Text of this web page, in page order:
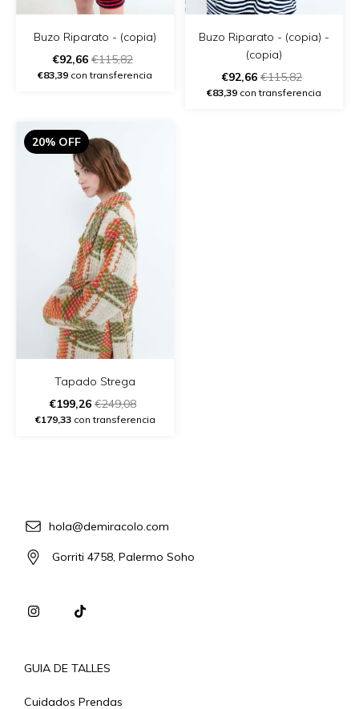
Buzo Riparato - (copia)
€92,66 €115,82
€83,39 con transferencia
Buzo Riparato - (copia) -
(copia)
€92,66 €115,82
€83,39 con transferencia
20% OFF
Tapado Strega
€199,26 €249,08
€179,33con transferencia
hola@demiracolo.com
Gorriti 4758, Palermo Soho
GUIA DE TALLES
Cuidados Prendas